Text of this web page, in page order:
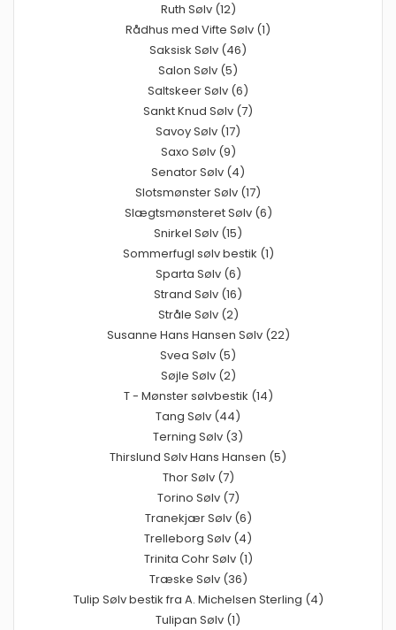
Ruth Sølv (12)
Rådhus med Vifte Sølv (1)
Saksisk Sølv (46)
Salon Sølv (5)
Saltskeer Sølv (6)
Sankt Knud Sølv (7)
Savoy Sølv (17)
Saxo Sølv (9)
Senator Sølv (4)
Slotsmønster Sølv (17)
Slægtsmønsteret Sølv (6)
Snirkel Sølv (15)
Sommerfugl sølv bestik (1)
Sparta Sølv (6)
Strand Sølv (16)
Stråle Sølv (2)
Susanne Hans Hansen Sølv (22)
Svea Sølv (5)
Søjle Sølv (2)
T - Mønster sølvbestik (14)
Tang Sølv (44)
Terning Sølv (3)
Thirslund Sølv Hans Hansen (5)
Thor Sølv (7)
Torino Sølv (7)
Tranekjær Sølv (6)
Trelleborg Sølv (4)
Trinita Cohr Sølv (1)
Træske Sølv (36)
Tulip Sølv bestik fra A. Michelsen Sterling (4)
Tulipan Sølv (1)